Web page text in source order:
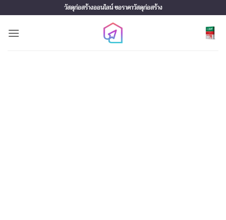
to
content
วัสดุก่อสร้างออนไลน์ ขอราคาวัสดุก่อสร้าง